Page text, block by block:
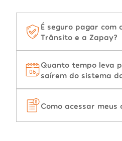
É seguro pagar com
Trânsito e a Zapay?
Quanto tempo leva
saírem do sistema do
Como acessar meus